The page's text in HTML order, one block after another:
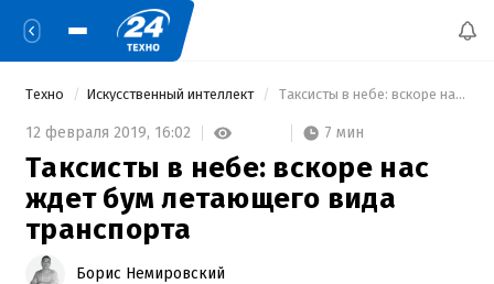
Техно Искусственный интеллект Таксисты в небе: вскоре нас ждет бум летающего вида транспорта
12 февраля 2019, 16:02 7 мин
Таксисты в небе: вскоре нас
ждет бум летающего вида
транспорта
Борис Немировский